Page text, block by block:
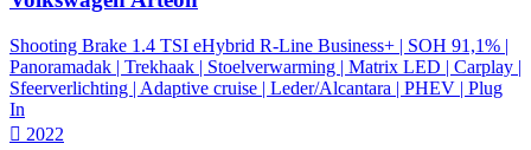
Shooting Brake 1.4 TSI eHybrid R-Line Business+ | SOH 91,1% |
Panoramadak | Trekhaak | Stoelverwarming | Matrix LED | Carplay |
Sfeerverlichting | Adaptive cruise | Leder/Alcantara | PHEV | Plug
In
2022